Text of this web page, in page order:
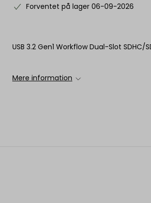
Forventet på lager 06-09-2026
USB 3.2 Gen1 Workflow Dual-Slot
Mere information